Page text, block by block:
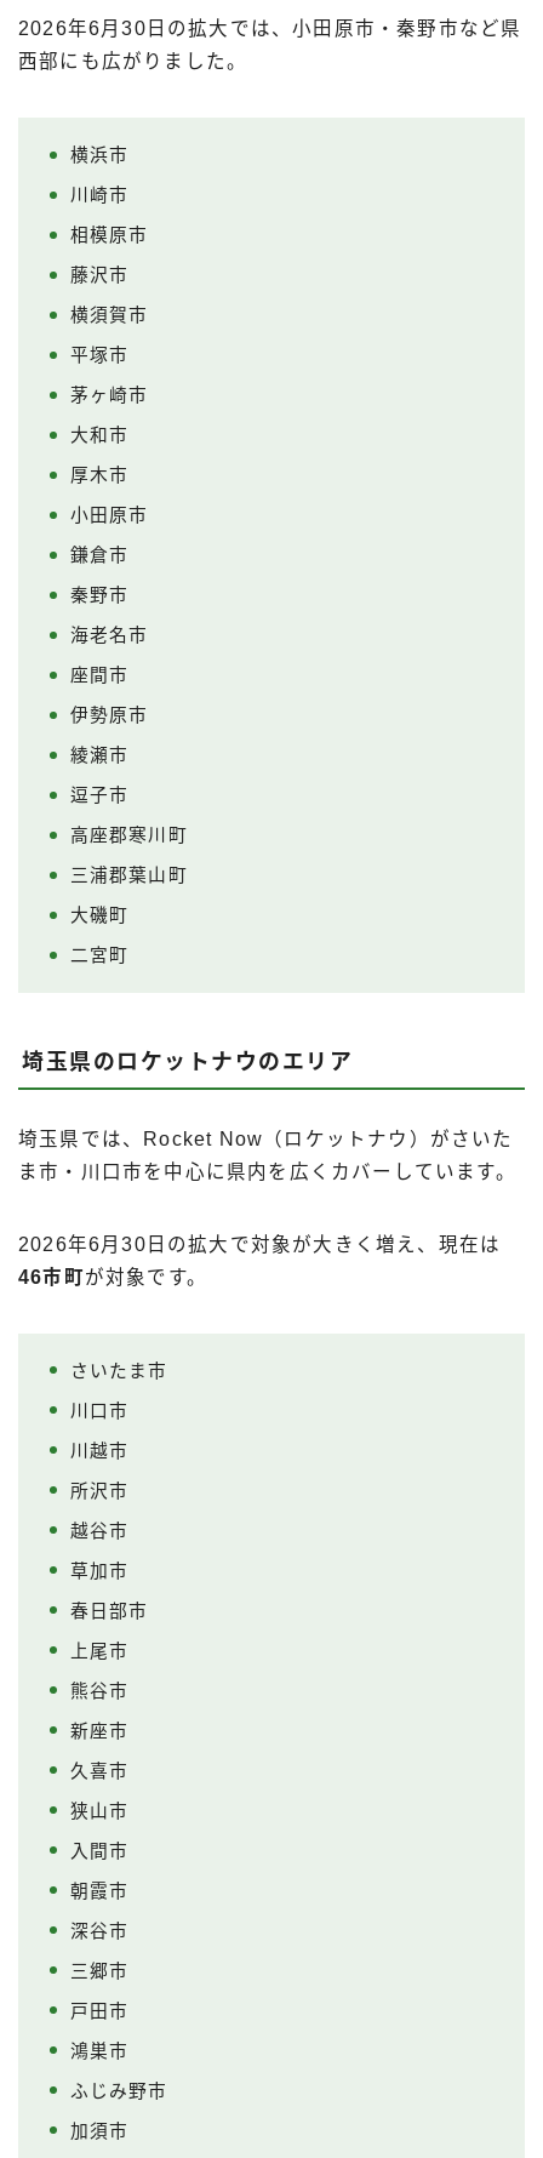
2026年6月30日の拡大では、小田原市・秦野市など県
西部にも広がりました。
横浜市
川崎市
相模原市
藤沢市
横須賀市
平塚市
茅ヶ崎市
大和市
厚木市
小田原市
鎌倉市
秦野市
海老名市
座間市
伊勢原市
綾瀬市
逗子市
高座郡寒川町
三浦郡葉山町
大磯町
二宮町
埼玉県のロケットナウのエリア
埼玉県では、Rocket Now（ロケットナウ）がさいた
ま市・川口市を中心に県内を広くカバーしています。
2026年6月30日の拡大で対象が大きく増え、現在は
46市町が対象です。
さいたま市
川口市
川越市
所沢市
越谷市
草加市
春日部市
上尾市
熊谷市
新座市
久喜市
狭山市
入間市
朝霞市
深谷市
三郷市
戸田市
鴻巣市
ふじみ野市
加須市